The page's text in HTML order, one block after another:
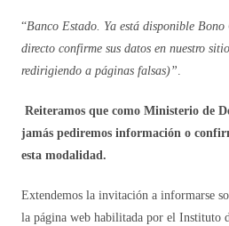
“Banco Estado. Ya está disponible
directo confirme sus datos en nuestro
redirigiendo a páginas falsas)”.
Reiteramos que como Ministerio de
jamás pediremos información o
esta modalidad.
Extendemos la invitación a informarse
la página web habilitada por el Instituto